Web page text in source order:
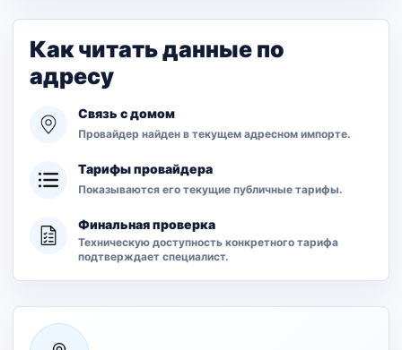
Как читать данные по
адресу
Связь с домом
Провайдер найден в текущем адресном импорте.
Тарифы провайдера
Показываются его текущие публичные тарифы.
Финальная проверка
Техническую доступность конкретного тарифа
подтверждает специалист.